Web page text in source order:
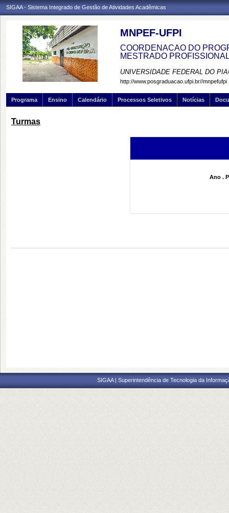
SIGAA - Sistema Integrado de Gestão de Atividades Acadêmicas
MNPEF-UFPI
COORDENACAO DO
MESTRADO
UNIVERSIDADE FEDERAL DO
http://www.posgraduacao.ufpi.br//mnpefufpi
Programa Ensino Calendário Processos Seletivos Notícias
Turmas
Ano .
SIGAA | Superintendência de Tecnologia da